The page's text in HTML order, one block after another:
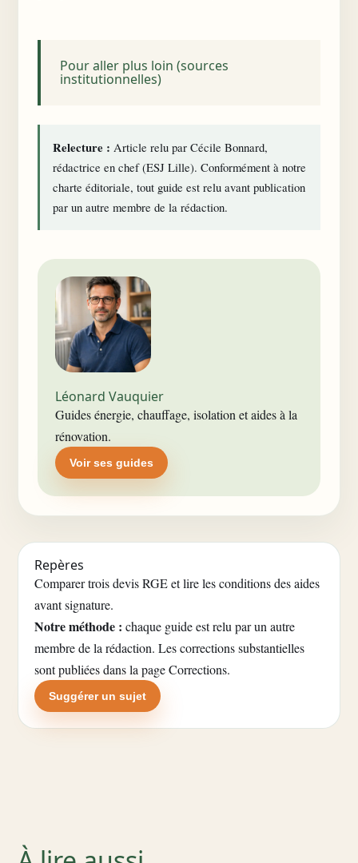
Pour aller plus loin (sources
institutionnelles)
Relecture : Article relu par Cécile Bonnard,
rédactrice en chef (ESJ Lille). Conformément à notre
charte éditoriale, tout guide est relu avant publication
par un autre membre de la rédaction.
Léonard Vauquier
Guides énergie, chauffage, isolation et aides à la
rénovation.
Voir ses guides
Repères
Comparer trois devis RGE et lire les conditions des aides
avant signature.
Notre méthode : chaque guide est relu par un autre
membre de la rédaction. Les corrections substantielles
sont publiées dans la page Corrections.
Suggérer un sujet